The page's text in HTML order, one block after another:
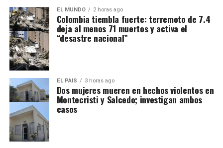
EL MUNDO 2 horas ago
Colombia tiembla fuerte: terremoto de 7.4
deja al menos 71 muertos y activa el
“desastre nacional”
EL PAIS 3 horas ago
Dos mujeres mueren en hechos violentos en
Montecristi y Salcedo; investigan ambos
casos